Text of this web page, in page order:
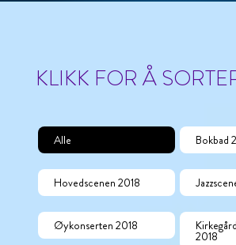
KLIKK FOR Å
Alle Bokbad
Hovedscenen 2018
Øykonserten 2018
2018